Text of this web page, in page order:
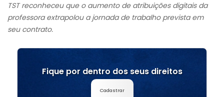
TST reconheceu que o aumento de atribuições digitais da
professora extrapolou a jornada de trabalho prevista em
seu contrato.
Fique por dentro dos seus direitos
Cadastrar